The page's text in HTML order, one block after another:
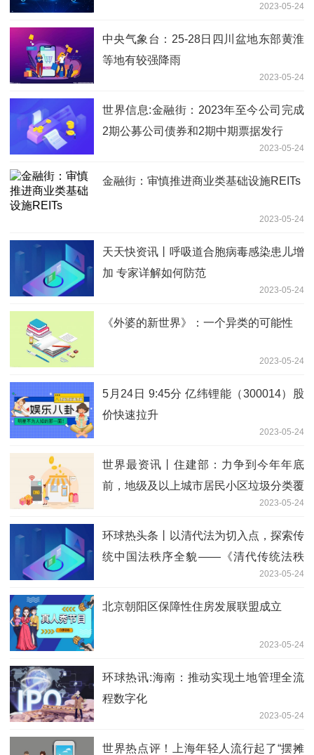
2023-05-24
中央气象台：25-28日四川盆地东部黄淮
等地有较强降雨
2023-05-24
世界信息:金融街：2023年至今公司完成
2期公募公司债券和2期中期票据发行
2023-05-24
金融街：审慎推进商业类基础设施REITs
2023-05-24
天天快资讯丨呼吸道合胞病毒感染患儿增
加 专家详解如何防范
2023-05-24
《外婆的新世界》：一个异类的可能性
2023-05-24
5月24日 9:45分 亿纬锂能（300014）股
价快速拉升
2023-05-24
世界最资讯丨住建部：力争到今年年底
前，地级及以上城市居民小区垃圾分类覆
2023-05-24
环球热头条丨以清代法为切入点，探索传
统中国法秩序全貌——《清代传统法秩
2023-05-24
北京朝阳区保障性住房发展联盟成立
2023-05-24
环球热讯:海南：推动实现土地管理全流
程数字化
2023-05-24
世界热点评！上海年轻人流行起了“摆摊